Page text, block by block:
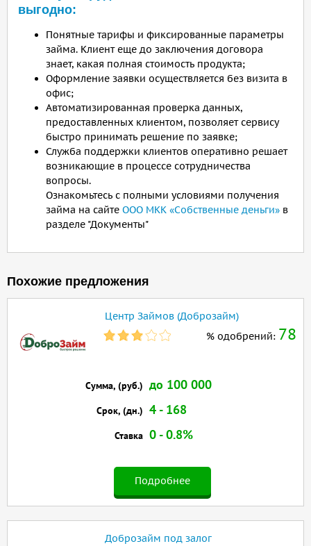
выгодно:
Понятные тарифы и фиксированные параметры
займа. Клиент еще до заключения договора
знает, какая полная стоимость продукта;
Оформление заявки осуществляется без визита в
офис;
Автоматизированная проверка данных,
предоставленных клиентом, позволяет сервису
быстро принимать решение по заявке;
Служба поддержки клиентов оперативно решает
возникающие в процессе сотрудничества
вопросы.
Ознакомьтесь с полными условиями получения
займа на сайте ООО МКК «Собственные деньги» в
разделе "Документы"
Похожие предложения
Центр Займов (Доброзайм)
% одобрений: 78
Подробнее
Сумма, (руб.) до 100 000
Срок, (дн.) 4 - 168
Ставка 0 - 0.8%
Доброзайм под залог